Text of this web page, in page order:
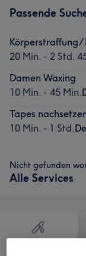
Passende
Körperstraffung/
20 Min. - 2 Std.
Damen Waxing
10 Min. - 45 Min.
Tapes
10 Min. - 1 Std.
Nicht gefunden
Alle Services